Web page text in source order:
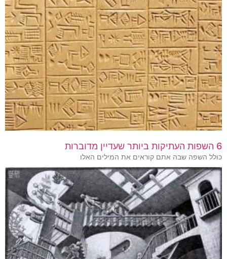
6 השפות העתיקות ביותר שעדיין מדוברות
כולל השפה שבה אתם קוראים את המילים האלו